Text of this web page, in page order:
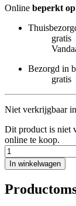
Online beperkt
gratis
Bezorgd in
gratis
Niet verkrijgbaar
Dit product is niet
online te koop.
In winkelwagen